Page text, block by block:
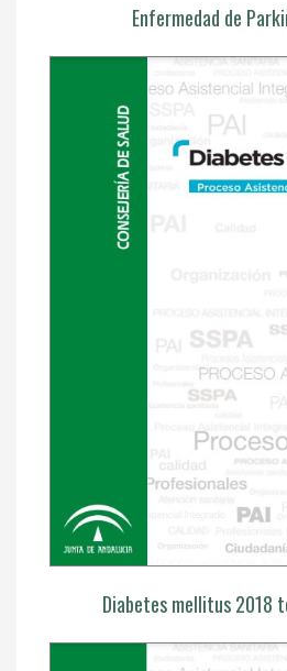
Enfermedad de
Diabetes mellitus 2018